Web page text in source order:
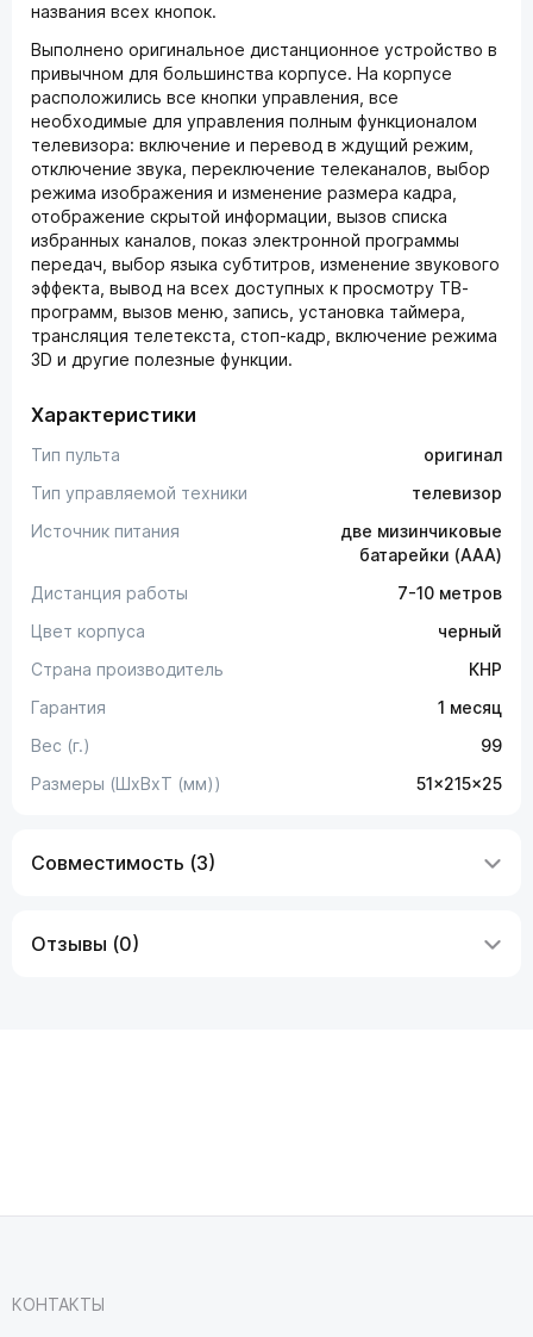
названия всех кнопок.
Выполнено оригинальное дистанционное устройство в
привычном для большинства корпусе. На корпусе
расположились все кнопки управления, все
необходимые для управления полным функционалом
телевизора: включение и перевод в ждущий режим,
отключение звука, переключение телеканалов, выбор
режима изображения и изменение размера кадра,
отображение скрытой информации, вызов списка
избранных каналов, показ электронной программы
передач, выбор языка субтитров, изменение звукового
эффекта, вывод на всех доступных к просмотру ТВ-
программ, вызов меню, запись, установка таймера,
трансляция телетекста, стоп-кадр, включение режима
3D и другие полезные функции.
Характеристики
Тип пульта
оригинал
Тип управляемой техники
телевизор
Источник питания
две мизинчиковые
батарейки (AAA)
Дистанция работы
7-10 метров
Цвет корпуса
черный
Страна производитель
КНР
Гарантия
1 месяц
Вес (г.)
99
Размеры (ШxВxТ (мм))
51x215x25
Совместимость (3)
Отзывы (0)
КОНТАКТЫ